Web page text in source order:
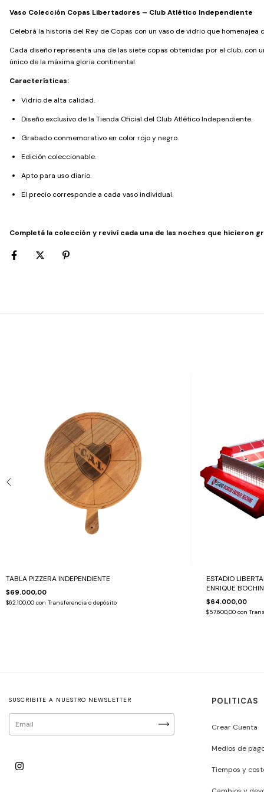
Vaso Colección Copas Libertadores – Club Atlético Independiente
Celebrá la historia del Rey de Copas con un vaso de vidrio que
Cada diseño representa una de las siete copas obtenidas por el club,
único de la máxima gloria continental.
Características:
Vidrio de alta calidad.
Diseño exclusivo de la Tienda Oficial del Club Atlético Independiente.
Grabado conmemorativo en color rojo y negro.
Edición coleccionable.
Apto para uso diario.
El precio corresponde a cada vaso individual.
Completá la colección y reviví cada una de las noches que hicieron
TABLA PIZZERA INDEPENDIENTE
$69.000,00
$62.100,00 con Transferencia o depósito
ESTADIO
ENRIQUE
$64.000,00
$57.600,00 con
SUSCRIBITE A NUESTRO NEWSLETTER POLITICAS
Crear Cuenta
Medios de
Tiempos y